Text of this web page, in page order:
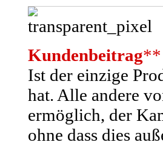
Kundenbeitrag**
Ist der einzige
hat. Alle andere
ermöglich, der
ohne dass dies